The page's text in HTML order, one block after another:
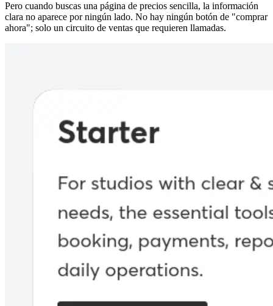
Pero cuando buscas una página de precios sencilla, la información
clara no aparece por ningún lado. No hay ningún botón de "comprar
ahora"; solo un circuito de ventas que requieren llamadas.